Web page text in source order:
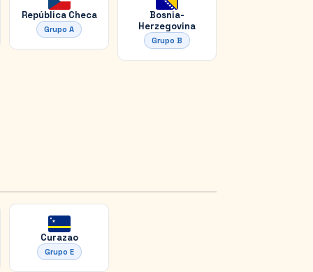
República Checa
GrupoA
Bosnia-
Herzegovina
Grupo B
Curazao
Grupo E